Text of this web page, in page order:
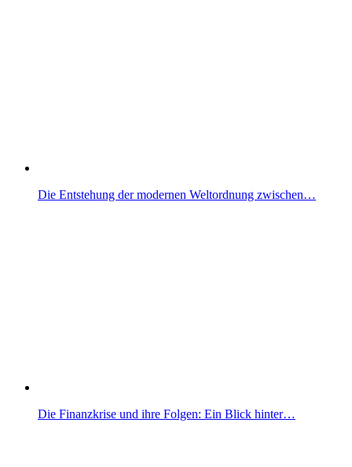
Die Entstehung der modernen Weltordnung zwischen…
Die Finanzkrise und ihre Folgen: Ein Blick hinter…